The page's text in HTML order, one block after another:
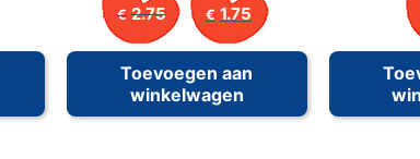
€ 2.75
Oorspronkelijke
prijs
was:
€2.75.
€ 1.75
is:
Toevoegen aan
winkelwagen